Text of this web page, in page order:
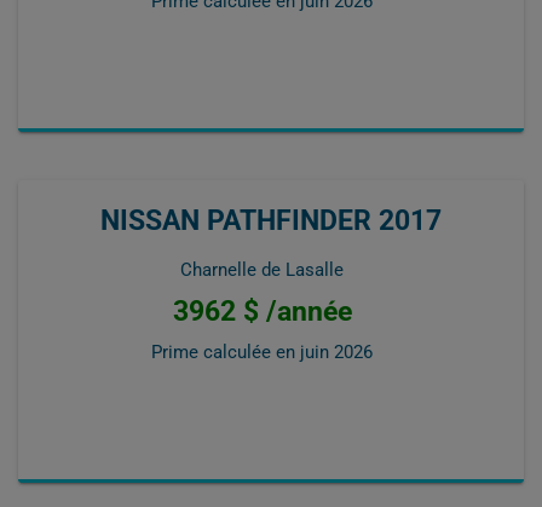
NISSAN PATHFINDER 2017
Charnelle de Lasalle
3962 $ /année
Prime calculée en juin 2026